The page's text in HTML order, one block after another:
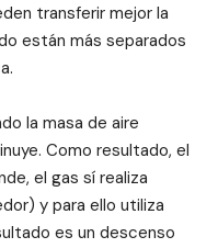
transferir mejor la
están más separados
la masa de aire
Como resultado, el
el gas sí realiza
y para ello utiliza
es un descenso